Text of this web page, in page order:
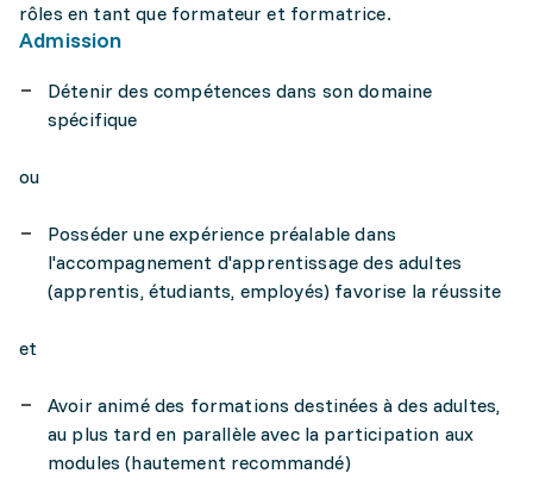
rôles en tant que formateur et formatrice.
Admission
Détenir des compétences dans son domaine
spécifique
ou
Posséder une expérience préalable dans
l'accompagnement d'apprentissage des adultes
(apprentis, étudiants, employés) favorise la réussite
et
Avoir animé des formations destinées à des adultes,
au plus tard en parallèle avec la participation aux
modules (hautement recommandé)